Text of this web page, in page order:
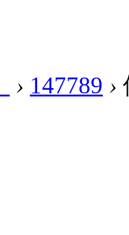
› 147789 ›